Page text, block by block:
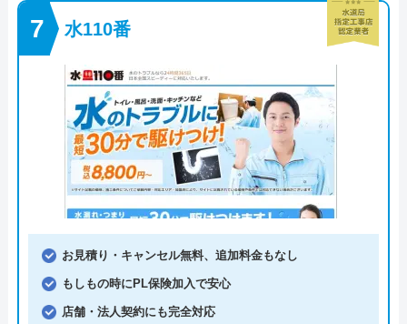
水110番
お見積り・キャンセル無料、追加料金もなし
もしもの時にPL保険加入で安心
店舗・法人契約にも完全対応